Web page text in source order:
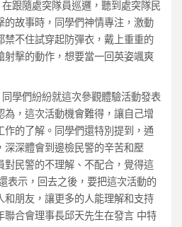
跟隨處突隊員巡邏，聽到處突隊民
的故事時，同學們神情專注，激動
禁不住試穿起防彈衣，戴上重重的
射擊的動作，想要當一回英姿颯爽
學們紛紛就這次參觀體驗活動發表
為，這次活動機會難得，讓自己增
作的了解。同學們還特別提到，通
深深體會到邊檢民警的辛苦和壓
對民警的不理解、不配合，覺得這
表示，回去之後，要把這次活動的
和朋友，讓更多的人能理解和支持
聯合會理事長邱天先生在發言 中特